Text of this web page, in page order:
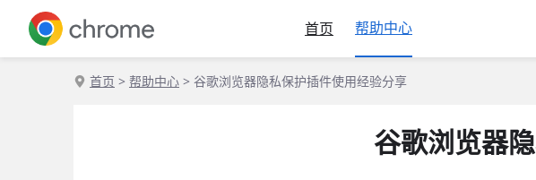
首页 帮助中心
首页 > 帮助中心 > 谷歌浏览器隐私保护插件使用经验分享
谷歌浏览器